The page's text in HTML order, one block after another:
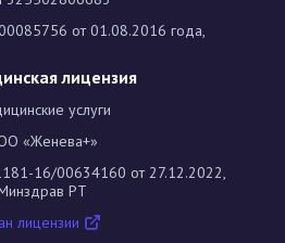
от 01.08.2016 года,
лицензия
услуги
«Женева+»
16/00634160 от 27.12.2022,
РТ
лицензии